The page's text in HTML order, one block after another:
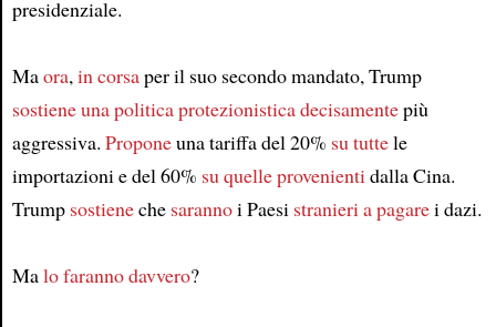
presidenziale.
Maora,in corsaper il suo secondo mandato, Trump
sostiene una politica protezionisticadecisamentepiù
aggressiva. Proponeuna tariffa del 20% su tuttele
importazioni e del 60% su quelle provenientidalla Cina.
Trump sostieneche sarannoi Paesi stranieria pagarei dazi.
Malo faranno davvero?